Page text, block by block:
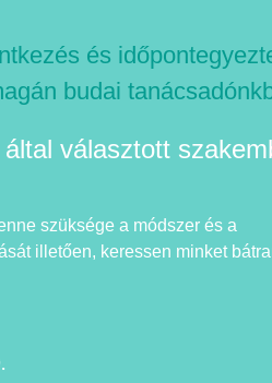
és
budai
választott
szüksége a módszer és a
illetően, keressen minket